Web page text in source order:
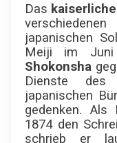
Das
japanischen
Meiji im
Shokonsha
Dienste des
japanischen
gedenken.
1874 den
schrieb er